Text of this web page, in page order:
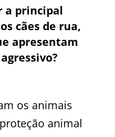
a principal
cães de rua,
apresentam
os animais
animal